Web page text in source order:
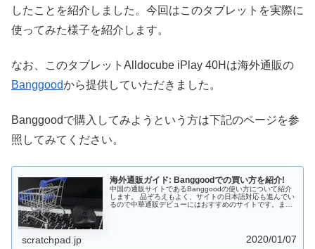
したことを紹介しました。今回はこのタブレットを実際に
使ってみた様子を紹介します。
なお、このタブレットAlldocube iPlay 40Hは海外通販の
Banggoodから提供していただきました。
Banggoodで購入してみようという方は下記のページを参
照してみてください。
海外通販ガイド: Banggoodでの買い方を紹介!
中国の通販サイトであるBanggoodの使い方について紹介
します。 品ぞろえもよく、サイトの日本語対応も進んでい
るので中華通販デビューにはおすすめのサイトです。また
scratchpad.jp 2020/01/07